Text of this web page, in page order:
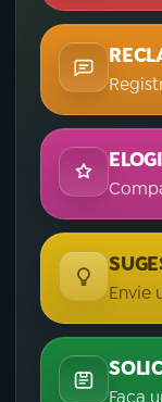
Envie
Faça